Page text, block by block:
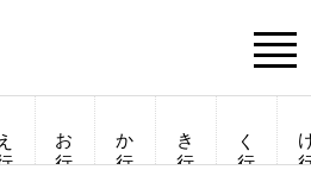
Menu
え行 お行 か行 き行 く行